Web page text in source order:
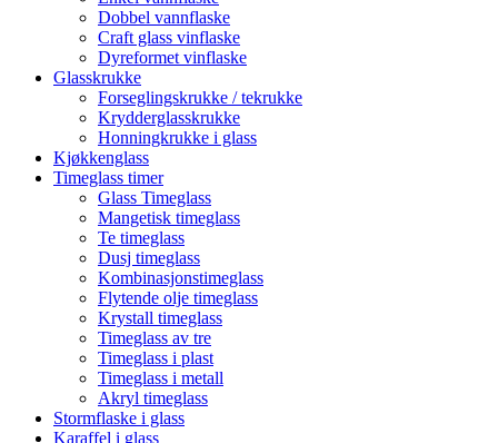
Dobbel vannflaske
Craft glass vinflaske
Dyreformet vinflaske
Glasskrukke
Forseglingskrukke / tekrukke
Krydderglasskrukke
Honningkrukke i glass
Kjøkkenglass
Timeglass timer
Glass Timeglass
Mangetisk timeglass
Te timeglass
Dusj timeglass
Kombinasjonstimeglass
Flytende olje timeglass
Krystall timeglass
Timeglass av tre
Timeglass i plast
Timeglass i metall
Akryl timeglass
Stormflaske i glass
Karaffel i glass